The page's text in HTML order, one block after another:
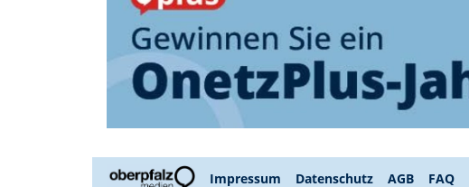
Impressum Datenschutz AGB FAQ